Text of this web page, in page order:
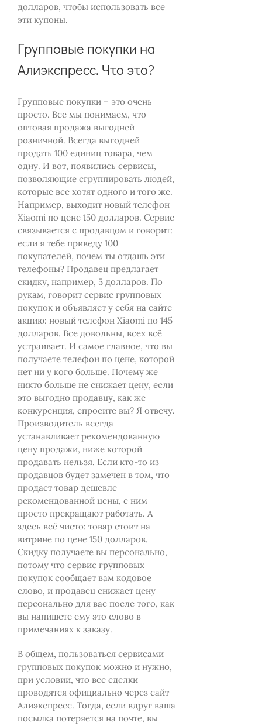
долларов, чтобы использовать все
эти купоны.
Групповые покупки на
Алиэкспресс. Что это?
Групповые покупки – это очень
просто. Все мы понимаем, что
оптовая продажа выгодней
розничной. Всегда выгодней
продать 100 единиц товара, чем
одну. И вот, появились сервисы,
позволяющие сгруппировать людей,
которые все хотят одного и того же.
Например, выходит новый телефон
Xiaomi по цене 150 долларов. Сервис
связывается с продавцом и говорит:
если я тебе приведу 100
покупателей, почем ты отдашь эти
телефоны? Продавец предлагает
скидку, например, 5 долларов. По
рукам, говорит сервис групповых
покупок и объявляет у себя на сайте
акцию: новый телефон Xiaomi по 145
долларов. Все довольны, всех всё
устраивает. И самое главное, что вы
получаете телефон по цене, которой
нет ни у кого больше. Почему же
никто больше не снижает цену, если
это выгодно продавцу, как же
конкуренция, спросите вы? Я отвечу.
Производитель всегда
устанавливает рекомендованную
цену продажи, ниже которой
продавать нельзя. Если кто-то из
продавцов будет замечен в том, что
продает товар дешевле
рекомендованной цены, с ним
просто прекращают работать. А
здесь всё чисто: товар стоит на
витрине по цене 150 долларов.
Скидку получаете вы персонально,
потому что сервис групповых
покупок сообщает вам кодовое
слово, и продавец снижает цену
персонально для вас после того, как
вы напишете ему это слово в
примечаниях к заказу.
В общем, пользоваться сервисами
групповых покупок можно и нужно,
при условии, что все сделки
проводятся официально через сайт
Алиэкспресс. Тогда, если вдруг ваша
посылка потеряется на почте, вы